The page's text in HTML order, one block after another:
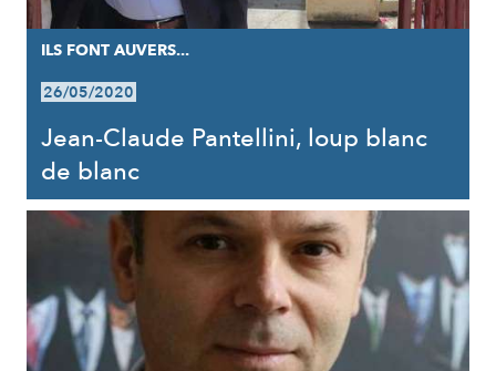
ILS FONT AUVERS...
26/05/2020
Jean-Claude Pantellini, loup blanc
de blanc